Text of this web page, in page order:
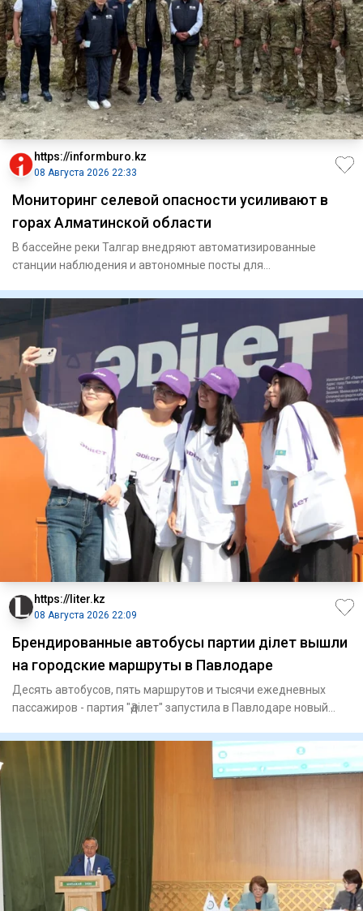
https://informburo.kz
08 Августа 2026 22:33
Мониторинг селевой опасности усиливают в
горах Алматинской области
В бассейне реки Талгар внедряют автоматизированные
станции наблюдения и автономные посты для
https://liter.kz
08 Августа 2026 22:09
Брендированные автобусы партии Әділет вышли
на городские маршруты в Павлодаре
Десять автобусов, пять маршрутов и тысячи ежедневных
пассажиров - партия "Әділет" запустила в Павлодаре новый